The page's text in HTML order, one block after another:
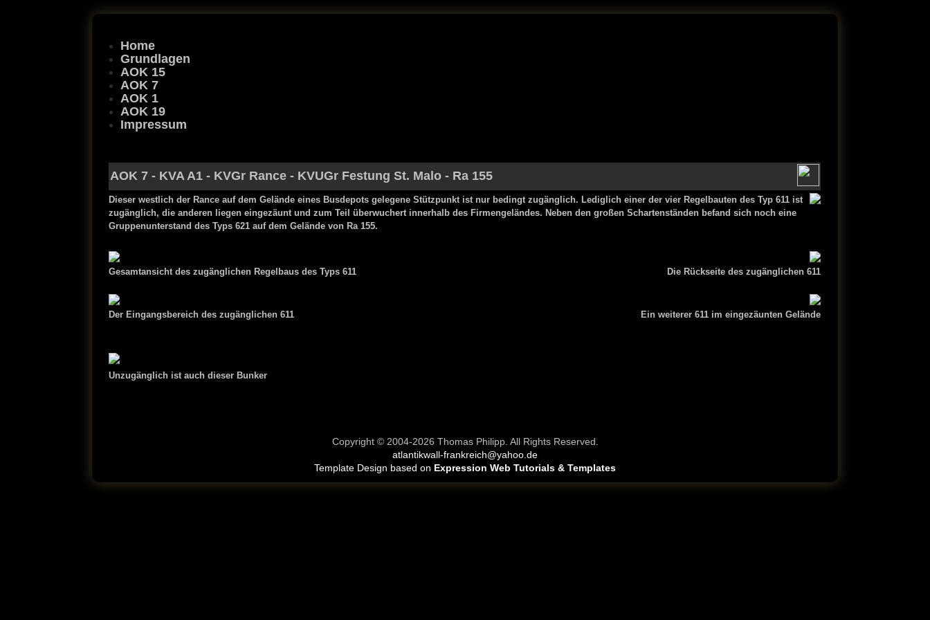
Home
Grundlagen
AOK 15
AOK 7
AOK 1
AOK 19
Impressum
AOK 7 - KVA A1 - KVGr Rance - KVUGr Festung St. Malo - Ra 155
Dieser westlich der Rance auf dem Gelände eines Busdepots gelegene Stützpunkt ist nur bedingt zugänglich. Lediglich einer der vier Regelbauten des Typ 611 ist
zugänglich, die anderen liegen eingezäunt und zum Teil überwuchert innerhalb des Firmengeländes. Neben den großen Schartenständen befand sich noch eine
Gruppenunterstand des Typs 621 auf dem Gelände von Ra 155.
Gesamtansicht des zugänglichen Regelbaus des Typs 611 Die Rückseite des zugänglichen 611
Der Eingangsbereich des zugänglichen 611 Ein weiterer 611 im eingezäunten Gelände
Unzugänglich ist auch dieser Bunker
Copyright © 2004-2026 Thomas Philipp. All Rights Reserved.
atlantikwall-frankreich@yahoo.de
Template Design based on Expression Web Tutorials & Templates